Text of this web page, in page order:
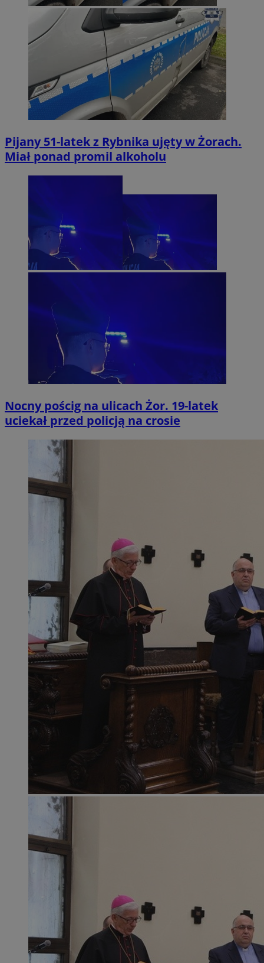
Pijany 51-latek z Rybnika ujęty w Żorach.
Miał ponad promil alkoholu
Nocny pościg na ulicach Żor. 19-latek
uciekał przed policją na crosie